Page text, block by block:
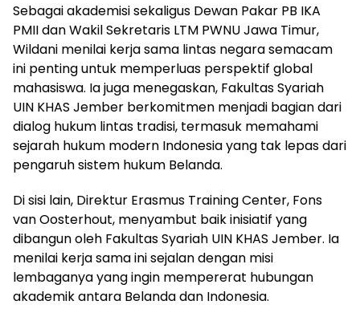
Sebagai akademisi sekaligus Dewan Pakar PB IKA
PMII dan Wakil Sekretaris LTM PWNU Jawa Timur,
Wildani menilai kerja sama lintas negara semacam
ini penting untuk memperluas perspektif global
mahasiswa. Ia juga menegaskan, Fakultas Syariah
UIN KHAS Jember berkomitmen menjadi bagian dari
dialog hukum lintas tradisi, termasuk memahami
sejarah hukum modern Indonesia yang tak lepas dari
pengaruh sistem hukum Belanda.
Di sisi lain, Direktur Erasmus Training Center, Fons
van Oosterhout, menyambut baik inisiatif yang
dibangun oleh Fakultas Syariah UIN KHAS Jember. Ia
menilai kerja sama ini sejalan dengan misi
lembaganya yang ingin mempererat hubungan
akademik antara Belanda dan Indonesia.